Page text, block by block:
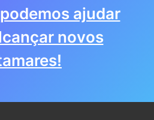
ajudar
novos